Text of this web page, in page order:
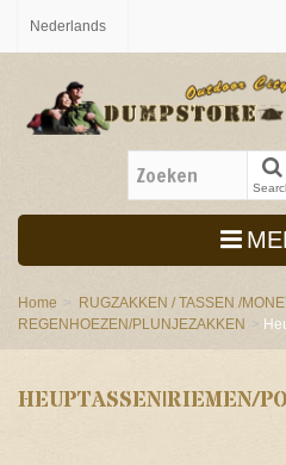
Nederlands
Home > RUGZAKKEN / TASSEN /
REGENHOEZEN/PLUNJEZAKKEN >
HEUPTASSEN|RIEMEN/